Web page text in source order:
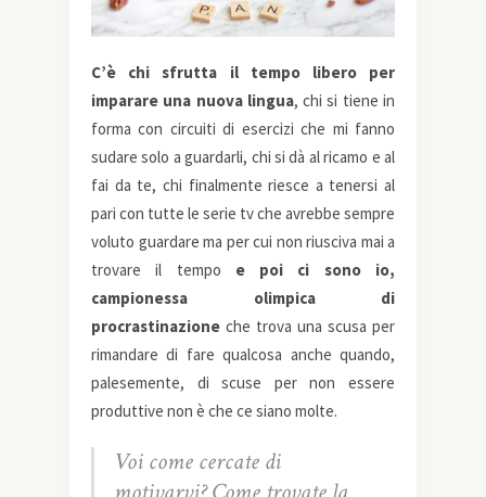
C’è chi sfrutta il tempo libero per
imparare una nuova lingua, chi si tiene in
forma con circuiti di esercizi che mi fanno
sudare solo a guardarli, chi si dà al ricamo e al
fai da te, chi finalmente riesce a tenersi al
pari con tutte le serie tv che avrebbe sempre
voluto guardare ma per cui non riusciva mai a
trovare il tempo e poi ci sono io,
campionessa olimpica di
procrastinazione che trova una scusa per
rimandare di fare qualcosa anche quando,
palesemente, di scuse per non essere
produttive non è che ce siano molte.
Voi come cercate di